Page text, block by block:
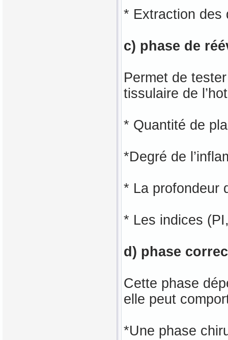
* Extraction des
c) phase de
Permet de
tissulaire de
* Quantité de
*Degré de
* La profondeur
* Les indices
d) phase
Cette phase
elle peut
*Une phase